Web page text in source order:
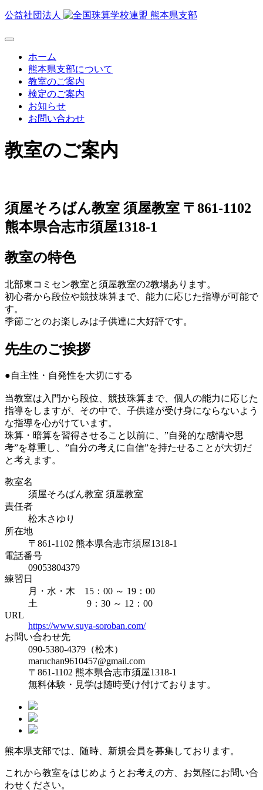
公益社団法人
ホーム
熊本県支部について
教室のご案内
検定のご案内
お知らせ
お問い合わせ
教室のご案内
須屋そろばん教室 須屋教室 〒861-1102
熊本県合志市須屋1318-1
教室の特色
北部東コミセン教室と須屋教室の2教場あります。
初心者から段位や競技珠算まで、能力に応じた指導が可能で
す。
季節ごとのお楽しみは子供達に大好評です。
先生のご挨拶
●自主性・自発性を大切にする
当教室は入門から段位、競技珠算まで、個人の能力に応じた
指導をしますが、その中で、子供達が受け身にならないよう
な指導を心がけています。
珠算・暗算を習得させること以前に、”自発的な感情や思
考”を尊重し、”自分の考えに自信”を持たせることが大切だ
と考えます。
教室名
須屋そろばん教室 須屋教室
責任者
松木さゆり
所在地
〒861-1102 熊本県合志市須屋1318-1
電話番号
09053804379
練習日
月・水・木 15：00 ～ 19：00
土 9：30 ～ 12：00
URL
https://www.suya-soroban.com/
お問い合わせ先
090-5380-4379（松木）
maruchan9610457@gmail.com
〒861-1102 熊本県合志市須屋1318-1
無料体験・見学は随時受け付けております。
熊本県支部では、随時、新規会員を募集しております。
これから教室をはじめようとお考えの方、 お気軽にお問い合
わせください。